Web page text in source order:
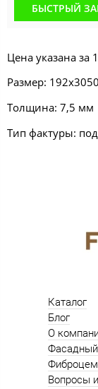
БЫСТРЫЙ
Цена указана за
Размер:
Толщина: 7,5 мм
Тип фактуры:
Каталог
Блог
О
Вопросы